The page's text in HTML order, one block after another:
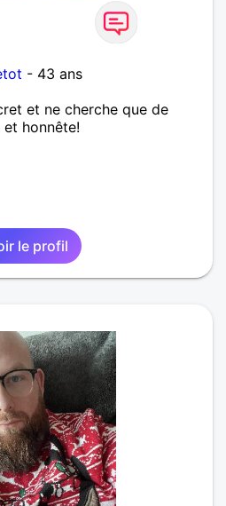
- 43 ans
et ne cherche que de
honnête!
le profil